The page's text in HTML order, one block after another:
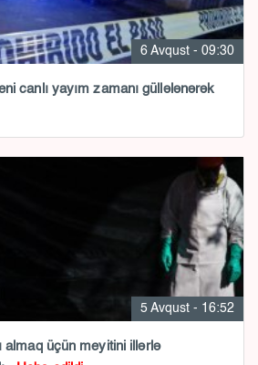
6 Avqust - 09:30
canlı yayım zamanı güllələnərək
5 Avqust - 16:52
almaq üçün meyitini illərlə